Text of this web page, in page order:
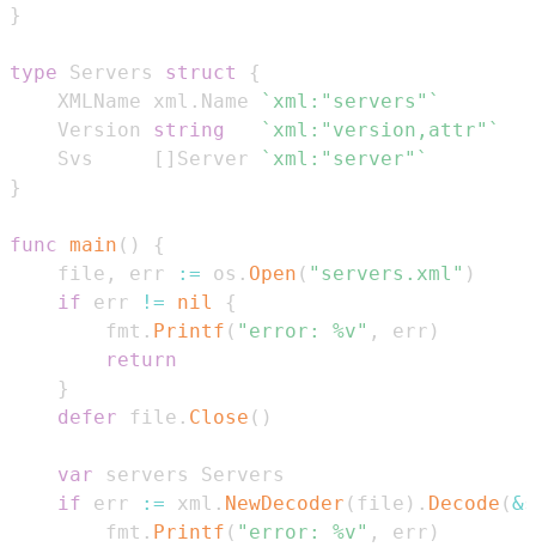
}
type Servers struct
{
    XMLName xml
. Name
`xml:"servers"`
    Version
string
`xml:"version,attr"`
    Svs
[ ] Server
`xml:"server"`
}
func main ( )
{
    file
, err := os . Open ( "servers.xml" )
if err != nil
{
        fmt
. Printf ( "error: %v" , err )
return
}
defer file . Close ( )
var
if err := xml . NewDecoder ( file ) . Decode (&
        fmt
. Printf ( "error: %v" , err )